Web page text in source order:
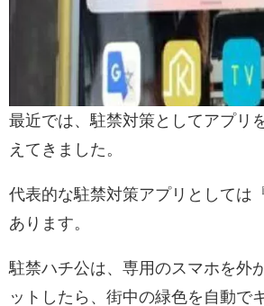
最近では、駐禁対策としてアプリ
えてきました。
代表的な駐禁対策アプリとしては
あります。
駐禁ハチ公は、専用のスマホを外
ットしたら、街中の緑色を自動で